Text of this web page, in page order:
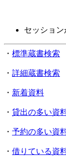
セッション
・ 標準蔵書検索
・ 詳細蔵書検索
・ 新着資料
・ 貸出の多い資
・ 予約の多い資
・ 借りている資